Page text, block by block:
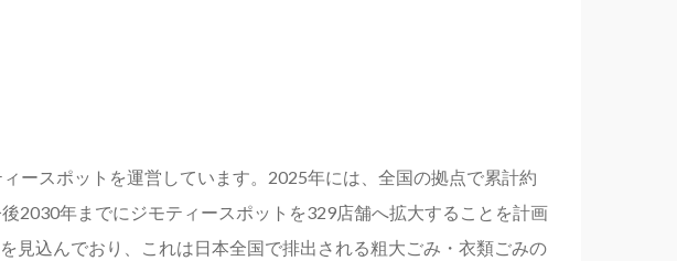
ースポットを運営しています。2025年には、全国の拠点で累計約
2030年までにジモティースポットを329店舗へ拡大することを計画
見込んでおり、これは日本全国で排出される粗大ごみ・衣類ごみの